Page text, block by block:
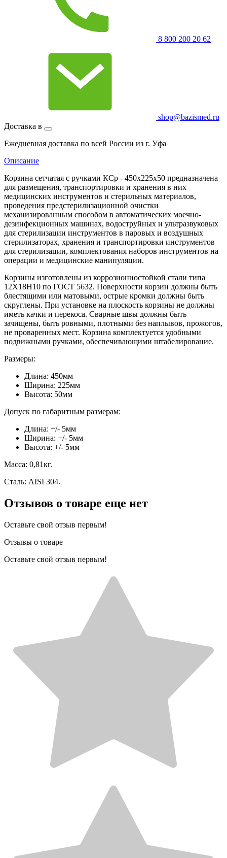
8 800 200 20 62
shop@bazismed.ru
Доставка в
Ежедневная доставка по всей России из г. Уфа
Описание
Корзина сетчатая с ручками КСр - 450х225х50 предназначена
для размещения, транспортировки и хранения в них
медицинских инструментов и стерильных материалов,
проведения предстерилизационной очистки
механизированным способом в автоматических моечно-
дезинфекционных машинах, водоструйных и ультразвуковых
для стерилизации инструментов в паровых и воздушных
стерилизаторах, хранения и транспортировки инструментов
для стерилизации, комплектования наборов инструментов на
операции и медицинские манипуляции.
Корзины изготовлены из коррозионностойкой стали типа
12Х18Н10 по ГОСТ 5632. Поверхности корзин должны быть
блестящими или матовыми, острые кромки должны быть
скруглены. При установке на плоскость корзины не должны
иметь качки и перекоса. Сварные швы должны быть
зачищены, быть ровными, плотными без наплывов, прожогов,
не проваренных мест. Корзина комплектуется удобными
подвижными ручками, обеспечивающими штабелирование.
Размеры:
Длина: 450мм
Ширина: 225мм
Высота: 50мм
Допуск по габаритным размерам:
Длина: +/- 5мм
Ширина: +/- 5мм
Высота: +/- 5мм
Масса: 0,81кг.
Сталь: AISI 304.
Отзывов о товаре еще нет
Оставьте свой отзыв первым!
Отзывы о товаре
Оставьте свой отзыв первым!